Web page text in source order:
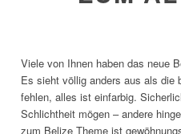
Viele von Ihnen haben das neue
Es sieht völlig anders aus als die
fehlen, alles ist einfarbig.
Schlichtheit mögen – andere
zum Belize Theme ist